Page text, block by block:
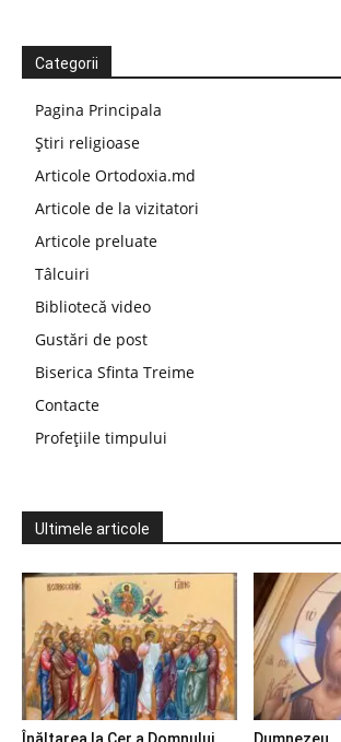
Categorii
Pagina Principala
Știri religioase
Articole Ortodoxia.md
Articole de la vizitatori
Articole preluate
Tâlcuiri
Bibliotecă video
Gustări de post
Biserica Sfinta Treime
Contacte
Profețiile timpului
Ultimele articole